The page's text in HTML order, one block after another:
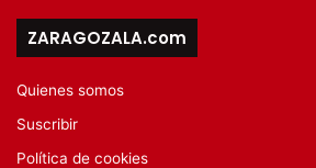
ZARAGOZALA.com
Quienes somos
Suscribir
Política de cookies